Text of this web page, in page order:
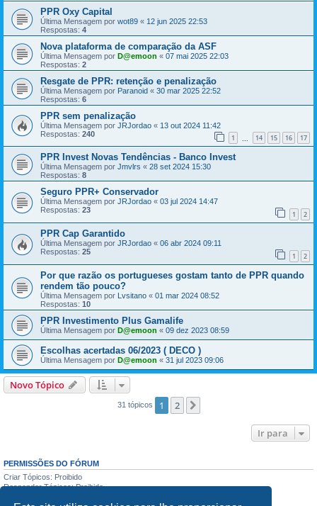
PPR Oxy Capital
Última Mensagem por wot89 « 12 jun 2025 22:53
Respostas: 4
Nova plataforma de comparação da ASF
Última Mensagem por D@emoon « 07 mai 2025 22:03
Respostas: 2
Resgate de PPR: retenção e penalização
Última Mensagem por Paranoid « 30 mar 2025 22:52
Respostas: 6
PPR sem penalização
Última Mensagem por JRJordao « 13 out 2024 11:42
Respostas: 240 1 14 15 16 17
PPR Invest Novas Tendências - Banco Invest
Última Mensagem por Jmvlrs « 28 set 2024 15:30
Respostas: 8
Seguro PPR+ Conservador
Última Mensagem por JRJordao « 03 jul 2024 14:47
Respostas: 23 1 2
PPR Cap Garantido
Última Mensagem por JRJordao « 06 abr 2024 09:11
Respostas: 25 1 2
Por que razão os portugueses gostam tanto de PPR quando
rendem tão pouco?
Última Mensagem por Lvsitano « 01 mar 2024 08:52
Respostas: 10
PPR Investimento Plus Gamalife
Última Mensagem por D@emoon « 09 dez 2023 08:59
Escolhas acertadas 06/2023 ( DECO )
Última Mensagem por D@emoon « 31 jul 2023 09:06
Novo Tópico
31 tópicos 1 2
Ir para
PERMISSÕES DO FÓRUM
Criar Tópicos: Proibido
Responder Tópicos: Proibido